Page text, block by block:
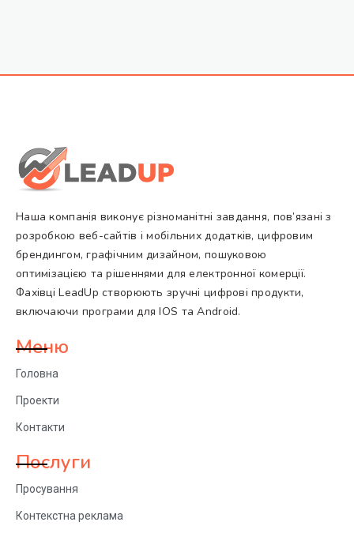
Наша компанія виконує різноманітні завдання, пов’язані з
розробкою веб-сайтів і мобільних додатків, цифровим
брендингом, графічним дизайном, пошуковою
оптимізацією та рішеннями для електронної комерції.
Фахівці LeadUp створюють зручні цифрові продукти,
включаючи програми для IOS та Android.
Меню
Головна
Проекти
Контакти
Послуги
Просування
Контекстна реклама